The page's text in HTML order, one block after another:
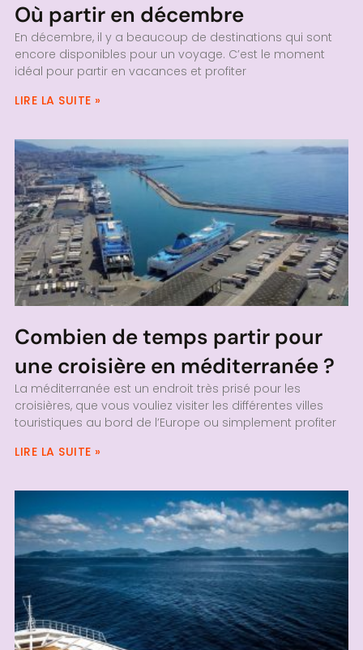
Où partir en décembre
En décembre, il y a beaucoup de destinations qui sont
encore disponibles pour un voyage. C’est le moment
idéal pour partir en vacances et profiter
LIRE LA SUITE »
Combien de temps partir pour
une croisière en méditerranée ?
La méditerranée est un endroit très prisé pour les
croisières, que vous vouliez visiter les différentes villes
touristiques au bord de l’Europe ou simplement profiter
LIRE LA SUITE »